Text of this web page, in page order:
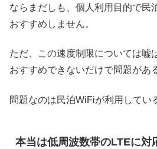
ならまだしも、個人利用目的で民
おすすめしません。
ただ、この速度制限については嘘
おすすめできないだけで問題があ
問題なのは民泊WiFiが利用してい
本当は低周波数帯のLTEに対